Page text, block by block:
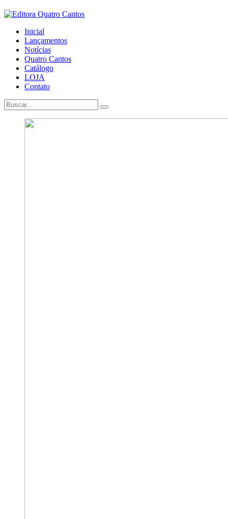
Inicial
Lançamentos
Notícias
Quatro Cantos
Catálogo
LOJA
Contato